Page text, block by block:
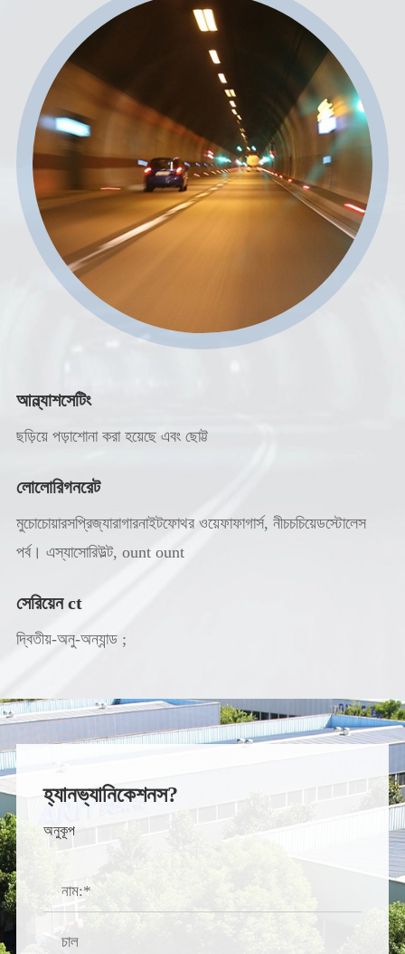
আন্ল্যাশসেটিং
ছড়িয়ে পড়াশোনা করা হয়েছে এবং ছোট্ট
লোলোরিগনরেট
মুচোচোয়ারসপ্রিজ্যারাগারনাইটফোথর ওয়েফাফাগার্স, নীচচচিয়েডস্টোলেস
পর্ব। এস্যাসোরিউল্ট, ount ount
সেরিয়েন ct
দ্বিতীয়-অনু-অন্যান্ড ;
হ্যানভ্যানিকেশনস?
অনুকূপ